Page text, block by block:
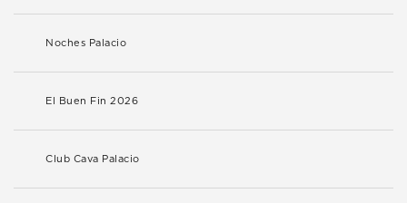
Noches Palacio
El Buen Fin 2026
Club Cava Palacio